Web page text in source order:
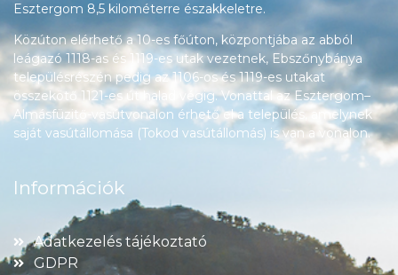
Esztergom 8,5 kilométerre északkeletre.
Közúton elérhető a 10-es főúton, központjába az abból
leágazó 1118-as és 1119-es utak vezetnek, Ebszőnybánya
településrészén pedig az 1106-os és 1119-es utakat
összekötő 1121-es út halad végig. Vonattal az Esztergom–
Almásfüzitő-vasútvonalon érhető el a település, amelynek
saját vasútállomása (Tokod vasútállomás) is van a vonalon.
Információk
Adatkezelés tájékoztató
GDPR